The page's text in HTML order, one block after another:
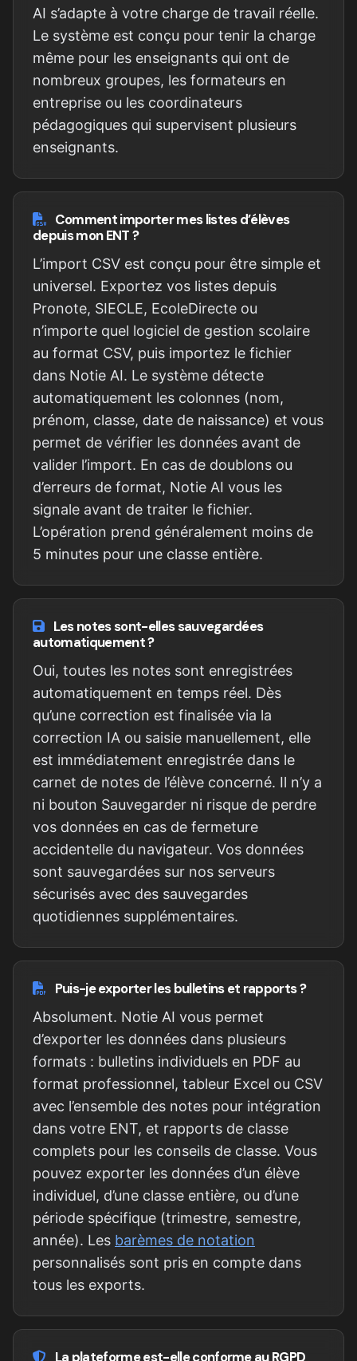
AI s’adapte à votre charge de travail réelle.
Le système est conçu pour tenir la charge
même pour les enseignants qui ont de
nombreux groupes, les formateurs en
entreprise ou les coordinateurs
pédagogiques qui supervisent plusieurs
enseignants.
Comment importer mes listes d’élèves
depuis mon ENT ?
L’import CSV est conçu pour être simple et
universel. Exportez vos listes depuis
Pronote, SIECLE, EcoleDirecte ou
n’importe quel logiciel de gestion scolaire
au format CSV, puis importez le fichier
dans Notie AI. Le système détecte
automatiquement les colonnes (nom,
prénom, classe, date de naissance) et vous
permet de vérifier les données avant de
valider l’import. En cas de doublons ou
d’erreurs de format, Notie AI vous les
signale avant de traiter le fichier.
L’opération prend généralement moins de
5 minutes pour une classe entière.
Les notes sont-elles sauvegardées
automatiquement ?
Oui, toutes les notes sont enregistrées
automatiquement en temps réel. Dès
qu’une correction est finalisée via la
correction IA ou saisie manuellement, elle
est immédiatement enregistrée dans le
carnet de notes de l’élève concerné. Il n’y a
ni bouton Sauvegarder ni risque de perdre
vos données en cas de fermeture
accidentelle du navigateur. Vos données
sont sauvegardées sur nos serveurs
sécurisés avec des sauvegardes
quotidiennes supplémentaires.
Puis-je exporter les bulletins et rapports ?
Absolument. Notie AI vous permet
d’exporter les données dans plusieurs
formats : bulletins individuels en PDF au
format professionnel, tableur Excel ou CSV
avec l’ensemble des notes pour intégration
dans votre ENT, et rapports de classe
complets pour les conseils de classe. Vous
pouvez exporter les données d’un élève
individuel, d’une classe entière, ou d’une
période spécifique (trimestre, semestre,
année). Les barèmes de notation
personnalisés sont pris en compte dans
tous les exports.
La plateforme est-elle conforme au RGPD